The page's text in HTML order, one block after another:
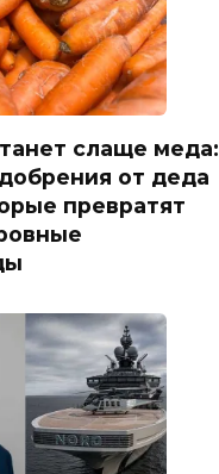
слаще меда:
от деда
превратят